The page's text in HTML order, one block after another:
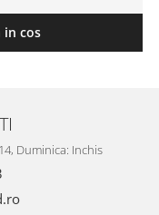
in cos
Duminica: Inchis